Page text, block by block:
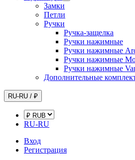
Замки
Петли
Ручки
Ручка-защелка
Ручки нажимные
Ручки нажимные
Ручки нажимные
Ручки нажимные
Дополнительные
RU-RU / ₽
RU-RU
Вход
Регистрация